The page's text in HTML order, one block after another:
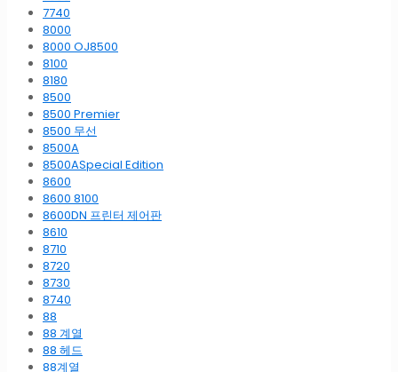
7740
8000
8000 OJ8500
8100
8180
8500
8500 Premier
8500 무선
8500A
8500ASpecial Edition
8600
8600 8100
8600DN 프린터 제어판
8610
8710
8720
8730
8740
88
88 계열
88 헤드
88계열